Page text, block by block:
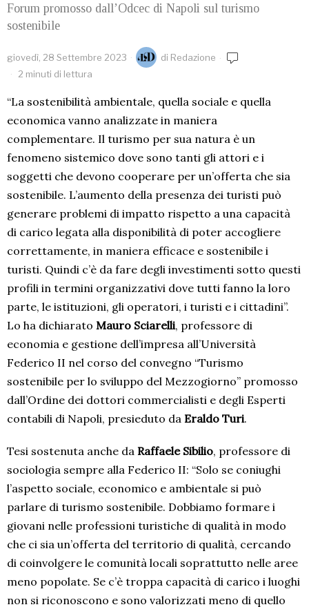
Forum promosso dall’Odcec di Napoli sul turismo
sostenibile
giovedì, 28 Settembre 2023 di Redazione
2 minuti di lettura
“La sostenibilità ambientale, quella sociale e quella
economica vanno analizzate in maniera
complementare. Il turismo per sua natura è un
fenomeno sistemico dove sono tanti gli attori e i
soggetti che devono cooperare per un’offerta che sia
sostenibile. L’aumento della presenza dei turisti può
generare problemi di impatto rispetto a una capacità
di carico legata alla disponibilità di poter accogliere
correttamente, in maniera efficace e sostenibile i
turisti. Quindi c’è da fare degli investimenti sotto questi
profili in termini organizzativi dove tutti fanno la loro
parte, le istituzioni, gli operatori, i turisti e i cittadini”.
Lo ha dichiarato Mauro Sciarelli, professore di
economia e gestione dell’impresa all’Università
Federico II nel corso del convegno “Turismo
sostenibile per lo sviluppo del Mezzogiorno” promosso
dall’Ordine dei dottori commercialisti e degli Esperti
contabili di Napoli, presieduto da Eraldo Turi.
Tesi sostenuta anche da Raffaele Sibilio, professore di
sociologia sempre alla Federico II: “Solo se coniughi
l’aspetto sociale, economico e ambientale si può
parlare di turismo sostenibile. Dobbiamo formare i
giovani nelle professioni turistiche di qualità in modo
che ci sia un’offerta del territorio di qualità, cercando
di coinvolgere le comunità locali soprattutto nelle aree
meno popolate. Se c’è troppa capacità di carico i luoghi
non si riconoscono e sono valorizzati meno di quello